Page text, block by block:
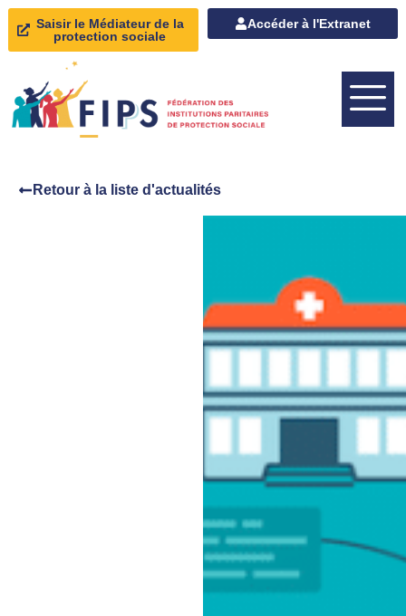
Saisir le Médiateur de la
protection sociale
Accéder à l'Extranet
Retour à la liste d'actualités